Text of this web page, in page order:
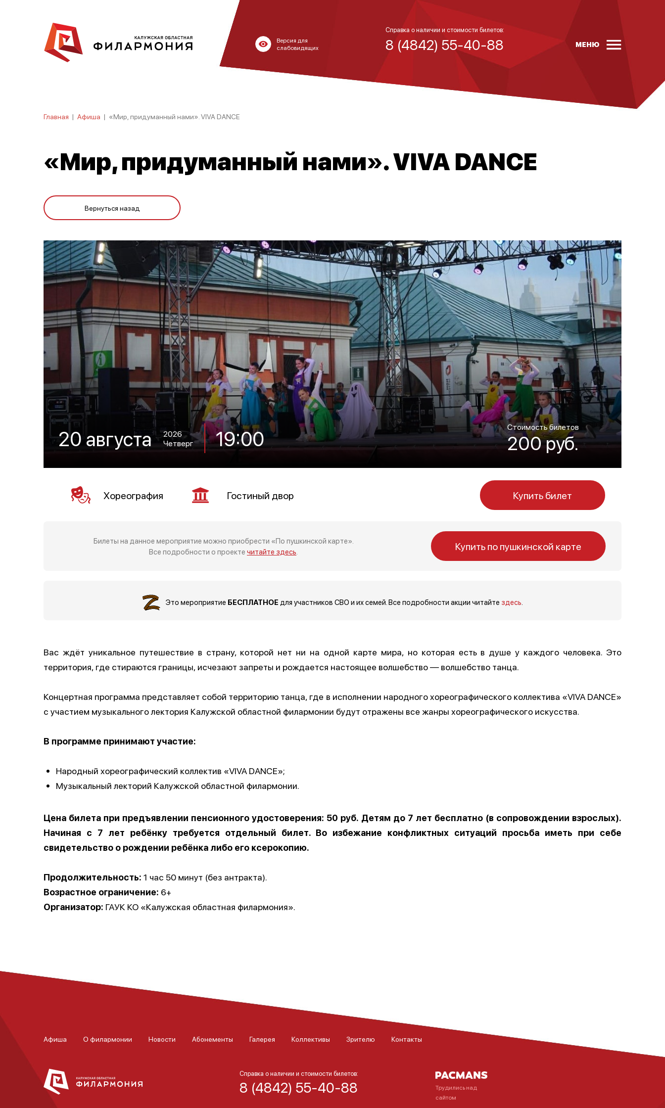
Версия для
слабовидящих
Справка о наличии и стоимости билетов:
8 (4842) 55-40-88 МЕНЮ
Главная | Афиша | «Мир, придуманный нами». VIVA DANCE
«Мир, придуманный нами». VIVA DANCE
Вернуться назад
20 августа
2026
Четверг
19:00 Стоимость билетов
200 руб.
Хореография Гостиный двор Купить билет
Билеты на данное мероприятие можно приобрести «По пушкинской карте».
Все подробности о проекте читайте здесь. Купить по пушкинской карте
Это мероприятие БЕСПЛАТНОЕ для участников СВО и их семей. Все подробности акции читайте здесь
Вас ждёт уникальное путешествие в страну, которой нет ни на одной карте мира, но которая есть в душе у каждого человека. Это
территория, где стираются границы, исчезают запреты и рождается настоящее волшебство — волшебство танца.
Концертная программа представляет собой территорию танца, где в исполнении народного хореографического коллектива «VIVA DANCE»
с участием музыкального лектория Калужской областной филармонии будут отражены все жанры хореографического искусства.
В программе принимают участие:
Народный хореографический коллектив «VIVA DANCE»;
Музыкальный лекторий Калужской областной филармонии.
Цена билета при предъявлении пенсионного удостоверения: 50 руб. Детям до 7 лет бесплатно (в сопровождении взрослых).
Начиная с 7 лет ребёнку требуется отдельный билет. Во избежание конфликтных ситуаций просьба иметь при себе
свидетельство о рождении ребёнка либо его ксерокопию.
Продолжительность: 1 час 50 минут (без антракта).
Возрастное ограничение: 6+
Организатор: ГАУК КО «Калужская областная филармония».
Афиша О филармонии Новости Абонементы Галерея Коллективы Зрителю Контакты
Справка о наличии и стоимости билетов:
8 (4842) 55-40-88
Трудились над
сайтом